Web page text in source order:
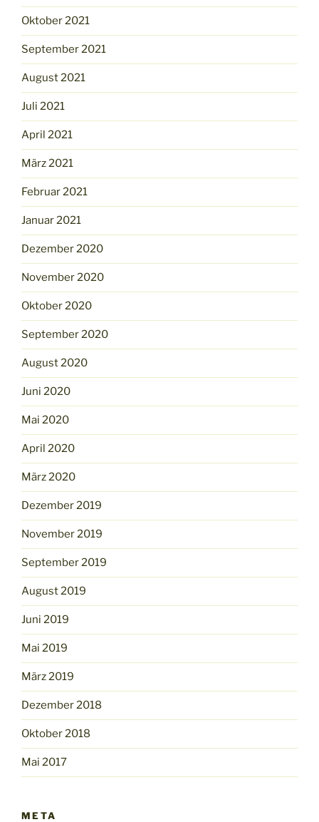
Oktober 2021
September 2021
August 2021
Juli 2021
April 2021
März 2021
Februar 2021
Januar 2021
Dezember 2020
November 2020
Oktober 2020
September 2020
August 2020
Juni 2020
Mai 2020
April 2020
März 2020
Dezember 2019
November 2019
September 2019
August 2019
Juni 2019
Mai 2019
März 2019
Dezember 2018
Oktober 2018
Mai 2017
META